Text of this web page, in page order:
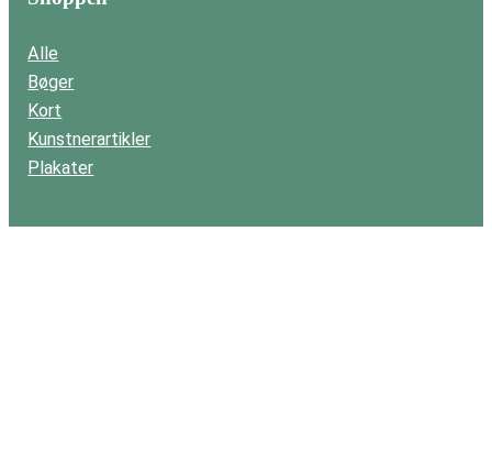
Alle
Bøger
Kort
Kunstnerartikler
Plakater